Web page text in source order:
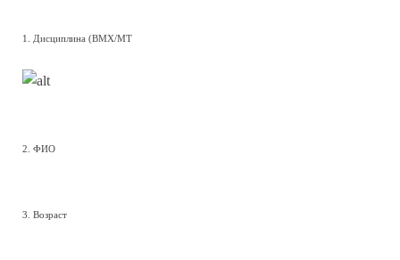
1. Дисциплина (BMX/MT
2. ФИО
3. Возраст